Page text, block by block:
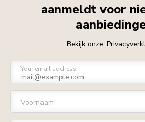
aanmeldt voor
Bekijk onze
Your email address
Voornaam